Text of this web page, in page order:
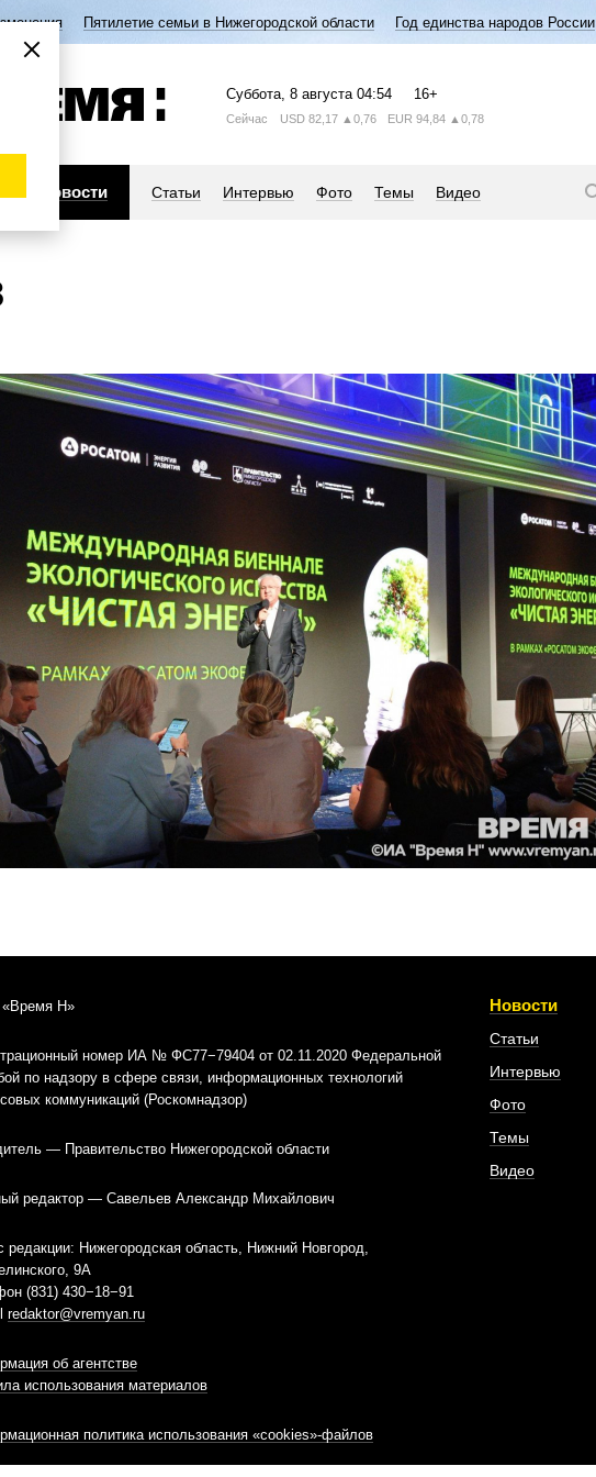
Пятилетие семьи в Нижегородской области Год единства народов России
Суббота, 8 августа 04:54 16+
Сейчас USD 82,17 ▲0,76 EUR 94,84 ▲0,78
Новости Статьи Интервью Фото Темы Видео
Новости
Статьи
Интервью
Фото
Темы
Видео
Н»
номер ИА № ФС77−79404 от 02.11.2020 Федеральной
по надзору в сфере связи, информационных технологий
коммуникаций (Роскомнадзор)
— Правительство Нижегородской области
редактор — Савельев Александр Михайлович
редакции: Нижегородская область, Нижний Новгород,
9А
(831) 430−18−91
redaktor@vremyan.ru
об агентстве
использования материалов
политика использования «cookies»-файлов